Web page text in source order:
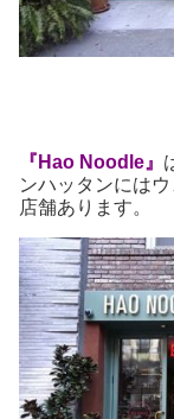
『Hao Noodle』
ンハッタンには
店舗あります。